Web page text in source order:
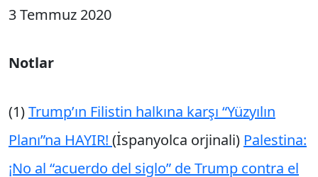
3 Temmuz 2020
Notlar
(1)Trump’ın Filistin halkına karşı “Yüzyılın
Planı”na HAYIR! (İspanyolca orjinali) Palestina:
¡No al “acuerdo del siglo” de Trump contra el